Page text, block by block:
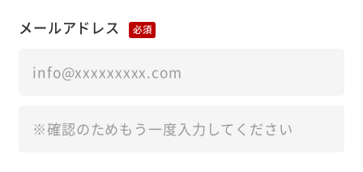
メールアドレス 必須